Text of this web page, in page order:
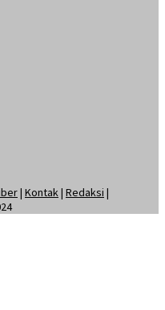
| Kontak| Redaksi |